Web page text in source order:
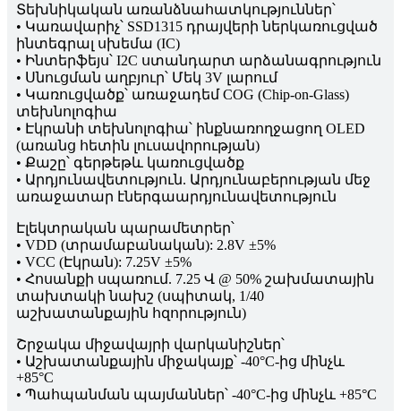
Տեխնիկական առանձնահատկություններ՝
• Կառավարիչ՝ SSD1315 դրայվերի ներկառուցված
ինտեգրալ սխեմա (IC)
• Ինտերֆեյս՝ I2C ստանդարտ արձանագրություն
• Սնուցման աղբյուր՝ Մեկ 3V լարում
• Կառուցվածք՝ առաջադեմ COG (Chip-on-Glass)
տեխնոլոգիա
• Էկրանի տեխնոլոգիա՝ ինքնառողջացող OLED
(առանց հետին լուսավորության)
• Քաշը՝ գերթեթև կառուցվածք
• Արդյունավետություն. Արդյունաբերության մեջ
առաջատար էներգաարդյունավետություն
Էլեկտրական պարամետրեր՝
• VDD (տրամաբանական): 2.8V ±5%
• VCC (Էկրան): 7.25V ±5%
• Հոսանքի սպառում. 7.25 Վ @ 50% շախմատային
տախտակի նախշ (սպիտակ, 1/40
աշխատանքային հզորություն)
Շրջակա միջավայրի վարկանիշներ՝
• Աշխատանքային միջակայք՝ -40°C-ից մինչև
+85°C
• Պահպանման պայմաններ՝ -40°C-ից մինչև +85°C